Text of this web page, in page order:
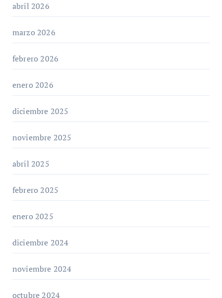
abril 2026
marzo 2026
febrero 2026
enero 2026
diciembre 2025
noviembre 2025
abril 2025
febrero 2025
enero 2025
diciembre 2024
noviembre 2024
octubre 2024